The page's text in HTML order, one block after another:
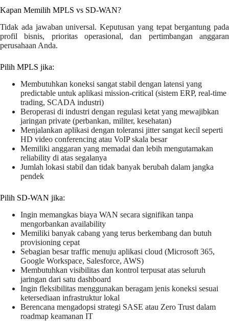
Kapan Memilih MPLS vs SD-WAN?
Tidak ada jawaban universal. Keputusan yang tepat bergantung pada
profil bisnis, prioritas operasional, dan pertimbangan anggaran
perusahaan Anda.
Pilih MPLS jika:
Membutuhkan koneksi sangat stabil dengan latensi yang
predictable untuk aplikasi mission-critical (sistem ERP, real-time
trading, SCADA industri)
Beroperasi di industri dengan regulasi ketat yang mewajibkan
jaringan private (perbankan, militer, kesehatan)
Menjalankan aplikasi dengan toleransi jitter sangat kecil seperti
HD video conferencing atau VoIP skala besar
Memiliki anggaran yang memadai dan lebih mengutamakan
reliability di atas segalanya
Jumlah lokasi stabil dan tidak banyak berubah dalam jangka
pendek
Pilih SD-WAN jika:
Ingin memangkas biaya WAN secara signifikan tanpa
mengorbankan availability
Memiliki banyak cabang yang terus berkembang dan butuh
provisioning cepat
Sebagian besar traffic menuju aplikasi cloud (Microsoft 365,
Google Workspace, Salesforce, AWS)
Membutuhkan visibilitas dan kontrol terpusat atas seluruh
jaringan dari satu dashboard
Ingin fleksibilitas menggunakan beragam jenis koneksi sesuai
ketersediaan infrastruktur lokal
Berencana mengadopsi strategi SASE atau Zero Trust dalam
roadmap keamanan IT